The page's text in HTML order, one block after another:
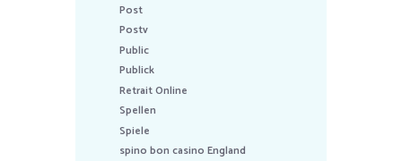
Post
Postv
Public
Publick
Retrait Online
Spellen
Spiele
spino bon casino England